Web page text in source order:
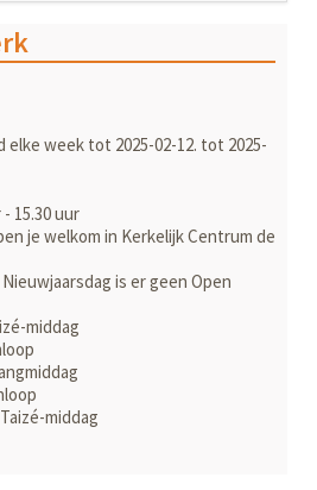
week tot 2025-02-12. tot 2025-
15.30 uur
je welkom in Kerkelijk Centrum de
is er geen Open
middag
middag